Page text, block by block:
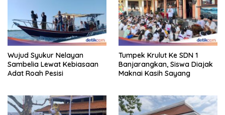
Wujud Syukur Nelayan
Sambelia Lewat Kebiasaan
Adat Roah Pesisi
Tumpek Krulut Ke SDN 1
Banjarangkan, Siswa Diajak
Maknai Kasih Sayang